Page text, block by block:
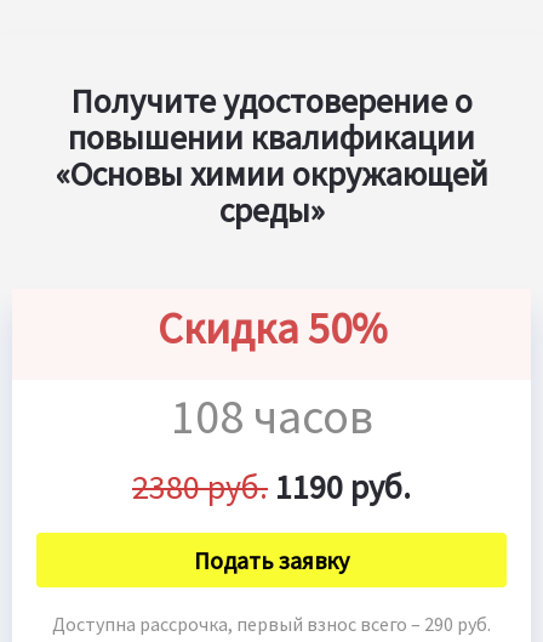
Получите удостоверение о
повышении квалификации
«Основы химии окружающей
среды»
Скидка 50%
108 часов
2380 руб. 1190 руб.
Подать заявку
Доступна рассрочка, первый взнос всего – 290 руб.